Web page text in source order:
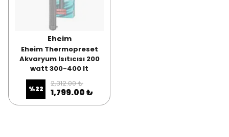
Eheim
Eheim Thermopreset
Akvaryum Isıtıcısı 200
watt 300-400 lt
%22
2,312.00 ₺
1,799.00 ₺